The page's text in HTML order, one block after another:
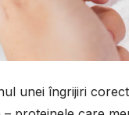
unei îngrijiri